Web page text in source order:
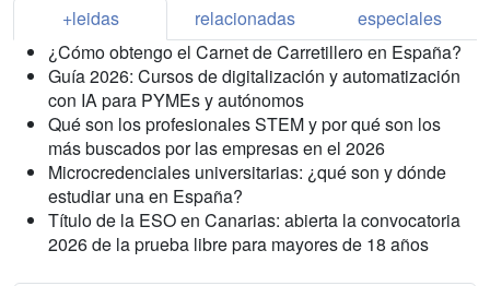
+leidas relacionadas
especiales
¿Cómo obtengo el Carnet de Carretillero en España?
Guía 2026: Cursos de digitalización y automatización
con IA para PYMEs y autónomos
Qué son los profesionales STEM y por qué son los
más buscados por las empresas en el 2026
Microcredenciales universitarias: ¿qué son y dónde
estudiar una en España?
Título de la ESO en Canarias: abierta la convocatoria
2026 de la prueba libre para mayores de 18 años